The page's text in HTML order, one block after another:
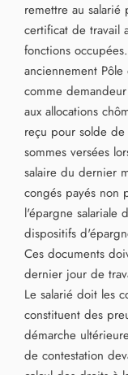
remettre au salarié
certificat de travail
fonctions
anciennement
comme
aux allocations
reçu pour solde
sommes versées
salaire du dernier
congés payés non
l'épargne salariale
dispositifs
Ces documents
dernier jour de
Le salarié doit les
constituent des
démarche
de contestation